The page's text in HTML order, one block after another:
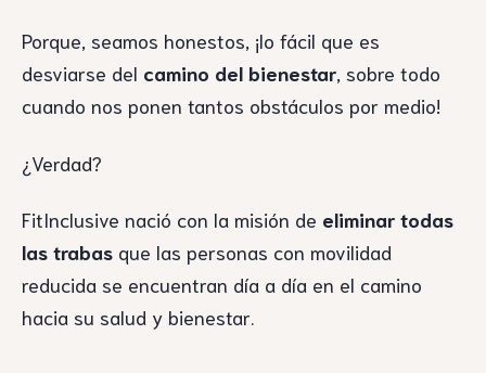
Porque, seamos honestos, ¡lo fácil que es
desviarse del camino del bienestar, sobre todo
cuando nos ponen tantos obstáculos por medio!
¿Verdad?
FitInclusive nació con la misión de eliminar todas
las trabas que las personas con movilidad
reducida se encuentran día a día en el camino
hacia su salud y bienestar.